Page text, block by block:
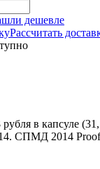
дешевле
Рассчитать
в капсуле
СПМД 2014 Proof